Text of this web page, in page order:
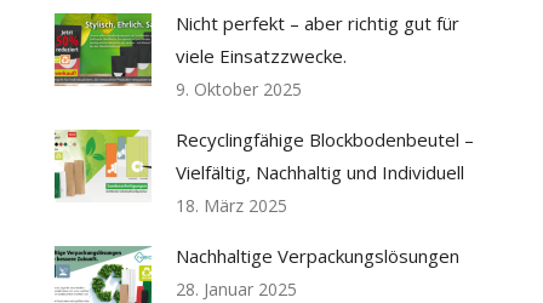
Nicht perfekt – aber richtig gut für
viele Einsatzzwecke.
9. Oktober 2025
Recyclingfähige Blockbodenbeutel –
Vielfältig, Nachhaltig und Individuell
18. März 2025
Nachhaltige Verpackungslösungen
28. Januar 2025